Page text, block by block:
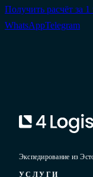
Получить расчёт за 1
WhatsAppTelegram
Экспедирование из
УСЛУГИ